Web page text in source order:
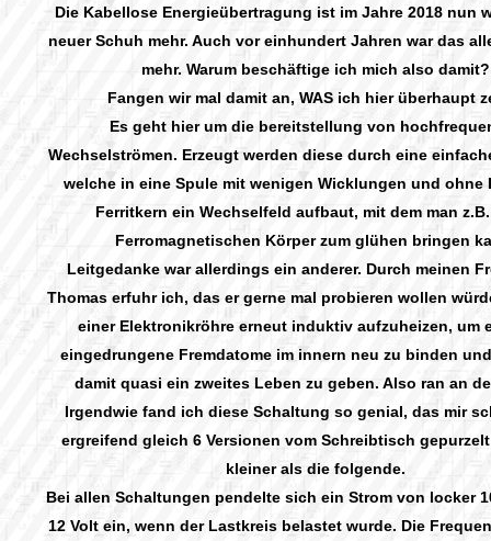
Die Kabellose Energieübertragung ist im Jahre 2018 nun
neuer Schuh mehr. Auch vor einhundert Jahren war das
mehr. Warum beschäftige ich mich also damit?
Fangen wir mal damit an, WAS ich hier überhaupt
Es geht hier um die bereitstellung von
Wechselströmen. Erzeugt werden diese durch eine
welche in eine Spule mit wenigen Wicklungen und ohne
Ferritkern ein Wechselfeld aufbaut, mit dem man
Ferromagnetischen Körper zum glühen bringen
Leitgedanke war allerdings ein anderer. Durch meinen
Thomas erfuhr ich, das er gerne mal probieren wollen
einer Elektronikröhre erneut induktiv aufzuheizen, um
eingedrungene Fremdatome im innern neu zu binden
damit quasi ein zweites Leben zu geben. Also ran an
Irgendwie fand ich diese Schaltung so genial, das mir
ergreifend gleich 6 Versionen vom Schreibtisch
kleiner als die folgende.
Bei allen Schaltungen pendelte sich ein Strom von locker
12 Volt ein, wenn der Lastkreis belastet wurde. Die